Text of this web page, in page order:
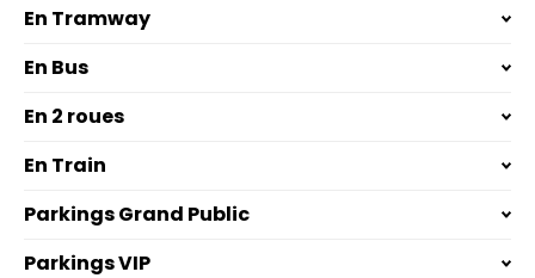
En Tramway
En Bus
En 2 roues
En Train
Parkings Grand Public
Parkings VIP